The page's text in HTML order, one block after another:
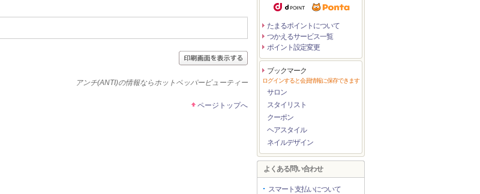
アンチ(ANTI)の情報ならホットペッパービューティー
ページトップへ
たまるポイントについて
つかえるサービス一覧
ポイント設定変更
ブックマーク
ログインすると会員情報に保存できます
サロン
スタイリスト
クーポン
ヘアスタイル
ネイルデザイン
よくある問い合わせ
スマート支払いについて